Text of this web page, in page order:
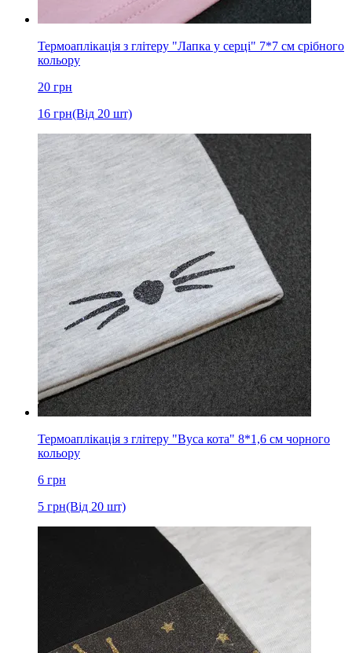
Термоаплікація з глітеру "Лапка у серці" 7*7 см срібного
кольору
20 грн
16 грн(Від 20 шт)
Термоаплікація з глітеру "Вуса кота" 8*1,6 см чорного
кольору
6 грн
5 грн(Від 20 шт)